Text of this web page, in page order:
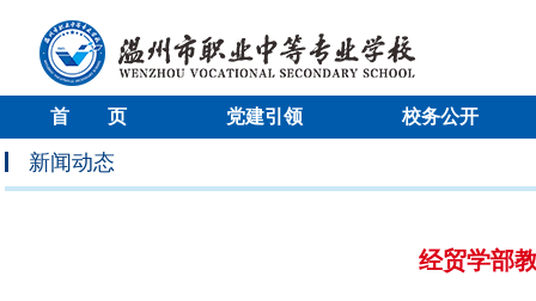
首 页 党建引领 校务公开
新闻动态
经贸学部